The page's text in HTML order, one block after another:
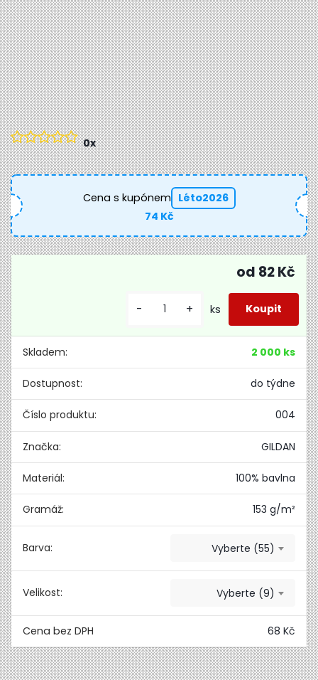
0x
Cena s kupónem Léto2026
74 Kč
Skladem: 2 000 ks
Dostupnost: do týdne
Číslo produktu: 004
Značka: GILDAN
Materiál: 100% bavlna
Gramáž: 153 g/m²
Barva: Vyberte (55)
Velikost: Vyberte (9)
68 Kč
82 Kč
- + ks